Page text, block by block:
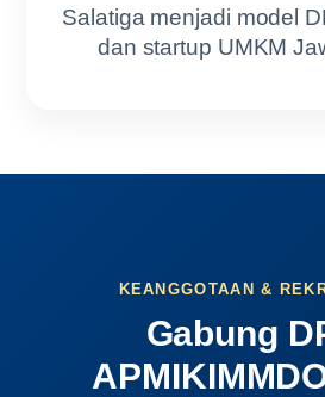
Salatiga menjadi model
dan startup UMKM
KEANGGOTAAN &
Gabung